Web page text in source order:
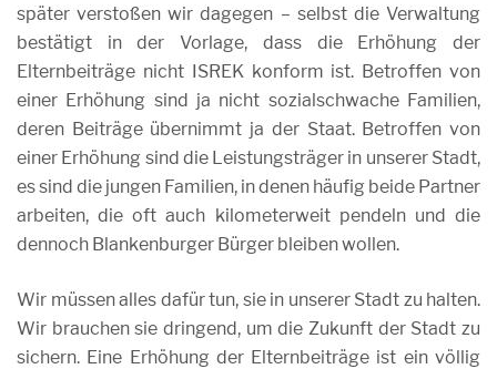
später verstoßen wir dagegen – selbst die Verwaltung
bestätigt in der Vorlage, dass die Erhöhung der
Elternbeiträge nicht ISREK konform ist. Betroffen von
einer Erhöhung sind ja nicht sozialschwache Familien,
deren Beiträge übernimmt ja der Staat. Betroffen von
einer Erhöhung sind die Leistungsträger in unserer Stadt,
es sind die jungen Familien, in denen häufig beide Partner
arbeiten, die oft auch kilometerweit pendeln und die
dennoch Blankenburger Bürger bleiben wollen.
Wir müssen alles dafür tun, sie in unserer Stadt zu halten.
Wir brauchen sie dringend, um die Zukunft der Stadt zu
sichern. Eine Erhöhung der Elternbeiträge ist ein völlig